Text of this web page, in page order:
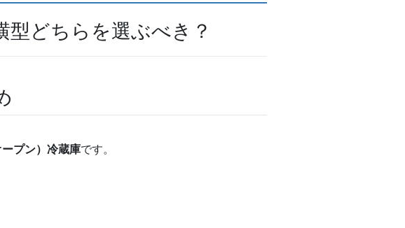
型どちらを選ぶべき？
プン）冷蔵庫です。